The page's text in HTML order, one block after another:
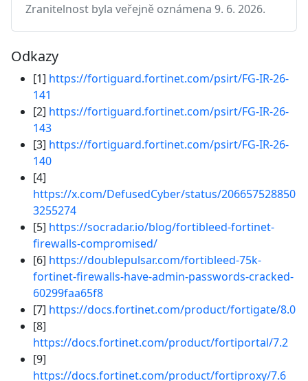
Zranitelnost byla veřejně oznámena 9. 6. 2026.
Odkazy
[1] https://fortiguard.fortinet.com/psirt/FG-IR-26-
141
[2] https://fortiguard.fortinet.com/psirt/FG-IR-26-
143
[3] https://fortiguard.fortinet.com/psirt/FG-IR-26-
140
[4]
https://x.com/DefusedCyber/status/206657528850
3255274
[5] https://socradar.io/blog/fortibleed-fortinet-
firewalls-compromised/
[6] https://doublepulsar.com/fortibleed-75k-
fortinet-firewalls-have-admin-passwords-cracked-
60299faa65f8
[7] https://docs.fortinet.com/product/fortigate/8.0
[8]
https://docs.fortinet.com/product/fortiportal/7.2
[9]
https://docs.fortinet.com/product/fortiproxy/7.6